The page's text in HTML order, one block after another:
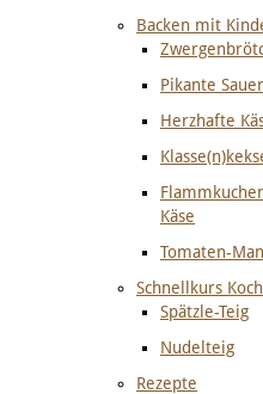
Backen mit
Pikante
Herzhafte
Käse
Tomaten-
Schnellkurs
Spätzle-Teig
Nudelteig
Rezepte